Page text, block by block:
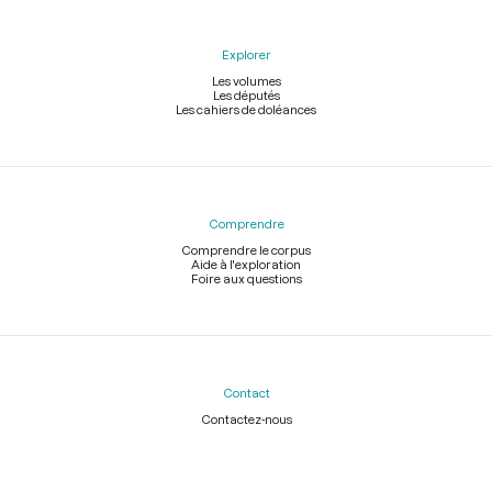
Explorer
Les volumes
Les députés
Les cahiers de doléances
Comprendre
Comprendre le corpus
Aide à l'exploration
Foire aux questions
Contact
Contactez-nous